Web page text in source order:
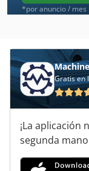
Heller Bea 1
Heller Mc 16
Hhs
Hinkel
Hitachi Seiki
Hofmann
*por anuncio / mes
Gratis en
¡La aplicación
segunda